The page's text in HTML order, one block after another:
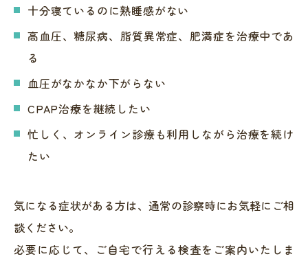
十分寝ているのに熟睡感がない
高血圧、糖尿病、脂質異常症、肥満症を治療中であ
る
血圧がなかなか下がらない
CPAP治療を継続したい
忙しく、オンライン診療も利用しながら治療を続け
たい
気になる症状がある方は、通常の診察時にお気軽にご相
談ください。
必要に応じて、ご自宅で行える検査をご案内いたしま